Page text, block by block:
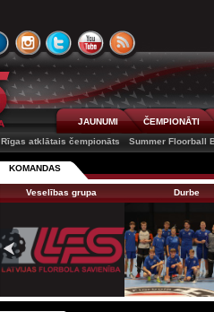
JAUNUMI
ČEMPIONĀTI
Rīgas atklātais čempionāts Summer Floorball
KOMANDAS
Veselības grupa Durbe